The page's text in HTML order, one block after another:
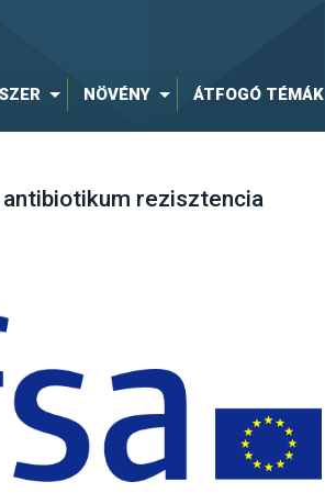
NÖVÉNY ÁTFOGÓ TÉMÁK
rezisztencia